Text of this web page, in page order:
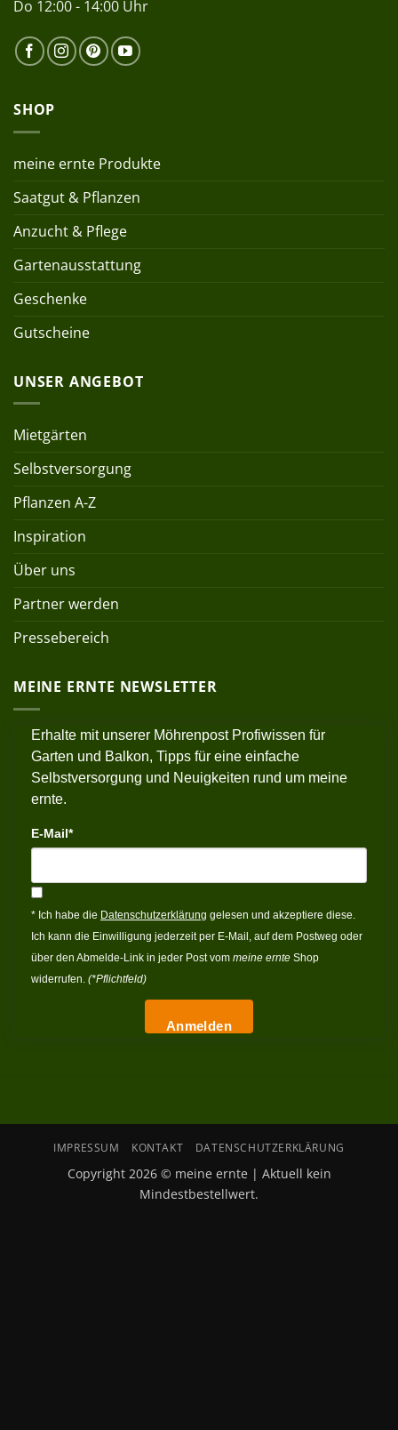
Do 12:00 - 14:00 Uhr
SHOP
meine ernte Produkte
Saatgut & Pflanzen
Anzucht & Pflege
Gartenausstattung
Geschenke
Gutscheine
UNSER ANGEBOT
Mietgärten
Selbstversorgung
Pflanzen A-Z
Inspiration
Über uns
Partner werden
Pressebereich
MEINE ERNTE NEWSLETTER
Erhalte mit unserer Möhrenpost Profiwissen für
Garten und Balkon, Tipps für eine einfache
Selbstversorgung und Neuigkeiten rund um meine
ernte.
E-Mail*
* Ich habe die Datenschutzerklärung gelesen und akzeptiere diese.
Ich kann die Einwilligung jederzeit per E-Mail, auf dem Postweg oder
über den Abmelde-Link in jeder Post vom meine ernte Shop
widerrufen. (*Pflichtfeld)
Anmelden
IMPRESSUM KONTAKT DATENSCHUTZERKLÄRUNG
Copyright 2026 © meine ernte | Aktuell kein
Mindestbestellwert.